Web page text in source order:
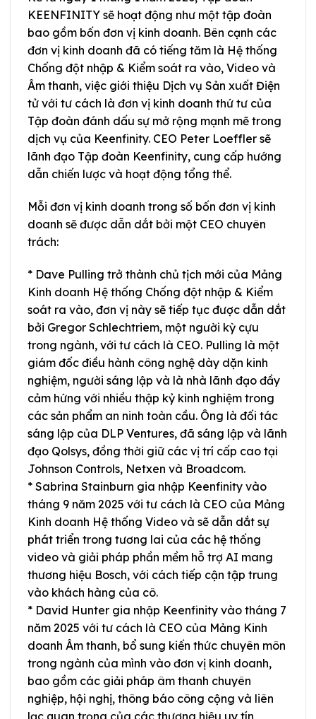
KEENFINITY sẽ hoạt động như một tập đoàn
bao gồm bốn đơn vị kinh doanh. Bên cạnh các
đơn vị kinh doanh đã có tiếng tăm là Hệ thống
Chống đột nhập & Kiểm soát ra vào, Video và
Âm thanh, việc giới thiệu Dịch vụ Sản xuất Điện
tử với tư cách là đơn vị kinh doanh thứ tư của
Tập đoàn đánh dấu sự mở rộng mạnh mẽ trong
dịch vụ của Keenfinity. CEO Peter Loeffler sẽ
lãnh đạo Tập đoàn Keenfinity, cung cấp hướng
dẫn chiến lược và hoạt động tổng thể.
Mỗi đơn vị kinh doanh trong số bốn đơn vị kinh
doanh sẽ được dẫn dắt bởi một CEO chuyên
trách:
* Dave Pulling trở thành chủ tịch mới của Mảng
Kinh doanh Hệ thống Chống đột nhập & Kiểm
soát ra vào, đơn vị này sẽ tiếp tục được dẫn dắt
bởi Gregor Schlechtriem, một người kỳ cựu
trong ngành, với tư cách là CEO. Pulling là một
giám đốc điều hành công nghệ dày dặn kinh
nghiệm, người sáng lập và là nhà lãnh đạo đầy
cảm hứng với nhiều thập kỷ kinh nghiệm trong
các sản phẩm an ninh toàn cầu. Ông là đối tác
sáng lập của DLP Ventures, đã sáng lập và lãnh
đạo Qolsys, đồng thời giữ các vị trí cấp cao tại
Johnson Controls, Netxen và Broadcom.
* Sabrina Stainburn gia nhập Keenfinity vào
tháng 9 năm 2025 với tư cách là CEO của Mảng
Kinh doanh Hệ thống Video và sẽ dẫn dắt sự
phát triển trong tương lai của các hệ thống
video và giải pháp phần mềm hỗ trợ AI mang
thương hiệu Bosch, với cách tiếp cận tập trung
vào khách hàng của cô.
* David Hunter gia nhập Keenfinity vào tháng 7
năm 2025 với tư cách là CEO của Mảng Kinh
doanh Âm thanh, bổ sung kiến thức chuyên môn
trong ngành của mình vào đơn vị kinh doanh,
bao gồm các giải pháp âm thanh chuyên
nghiệp, hội nghị, thông báo công cộng và liên
lạc quan trọng của các thương hiệu uy tín